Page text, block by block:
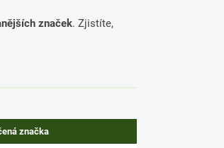
značek. Zjistíte,
značka